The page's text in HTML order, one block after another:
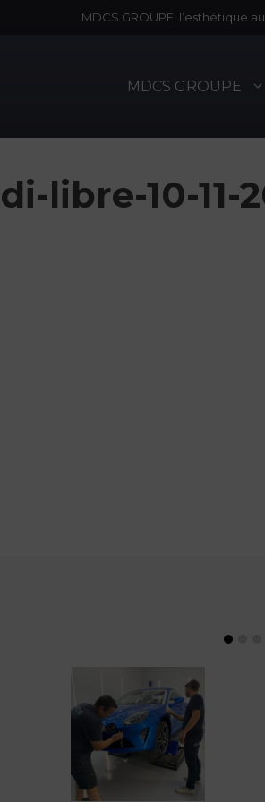
MDCS GROUPE, l’esthétique
MDCS GROUPE
libre-10-11-